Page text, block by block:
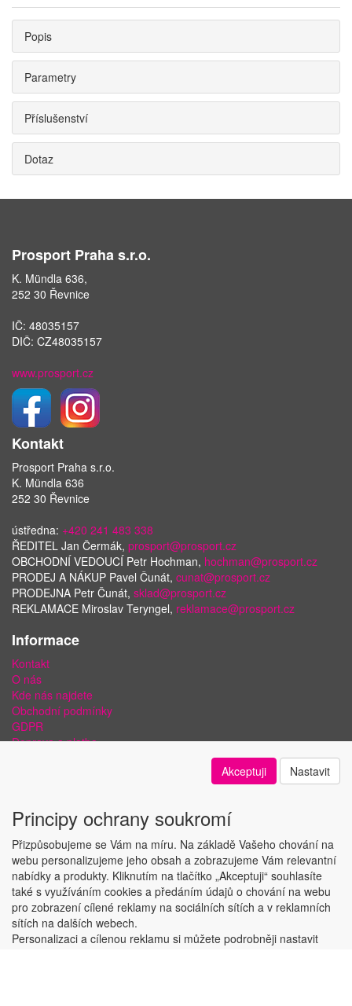
Popis
Parametry
Příslušenství
Dotaz
Prosport Praha s.r.o.
K. Mündla 636,
252 30 Řevnice
IČ: 48035157
DIČ: CZ48035157
www.prosport.cz
Kontakt
Prosport Praha s.r.o.
K. Mündla 636
252 30 Řevnice
ústředna: +420 241 483 338
ŘEDITEL Jan Čermák, prosport@prosport.cz
OBCHODNÍ VEDOUCÍ Petr Hochman, hochman@prosport.cz
PRODEJ A NÁKUP Pavel Čunát, cunat@prosport.cz
PRODEJNA Petr Čunát, sklad@prosport.cz
REKLAMACE Miroslav Teryngel, reklamace@prosport.cz
Informace
Kontakt
O nás
Kde nás najdete
Obchodní podmínky
GDPR
Doprava a platba
Copyright © ABRA Software a.s. 2018
Akceptuji Nastavit
Principy ochrany soukromí
Přizpůsobujeme se Vám na míru. Na základě Vašeho chování na
webu personalizujeme jeho obsah a zobrazujeme Vám relevantní
nabídky a produkty. Kliknutím na tlačítko „Akceptuji“ souhlasíte
také s využíváním cookies a předáním údajů o chování na webu
pro zobrazení cílené reklamy na sociálních sítích a v reklamních
sítích na dalších webech.
Personalizaci a cílenou reklamu si můžete podrobněji nastavit